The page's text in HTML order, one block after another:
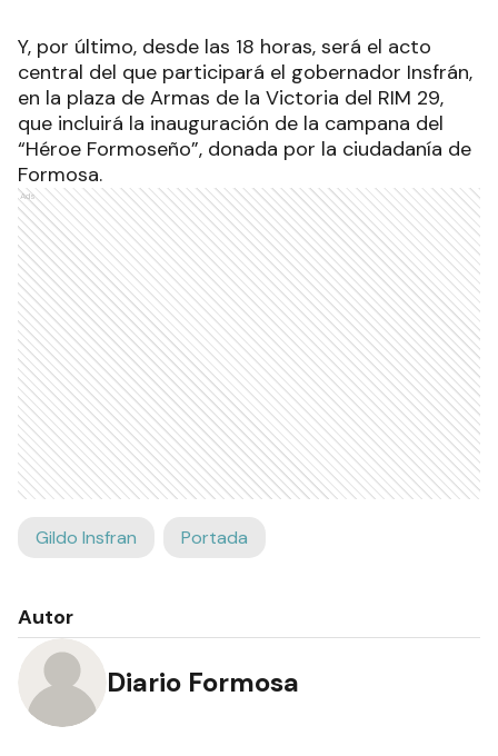
Y, por último, desde las 18 horas, será el acto
central del que participará el gobernador Insfrán,
en la plaza de Armas de la Victoria del RIM 29,
que incluirá la inauguración de la campana del
“Héroe Formoseño”, donada por la ciudadanía de
Formosa.
Ads
Gildo Insfran Portada
Autor
Diario Formosa